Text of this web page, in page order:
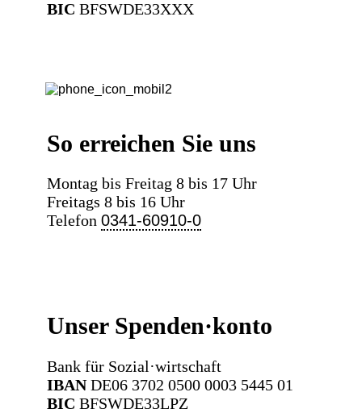
BIC BFSWDE33XXX
So erreichen Sie uns
Montag bis Freitag 8 bis 17 Uhr
Freitags 8 bis 16 Uhr
Telefon 0341-60910-0
Unser Spenden·konto
Bank für Sozial·wirtschaft
IBANDE06 3702 0500 0003 5445 01
BIC BFSWDE33LPZ